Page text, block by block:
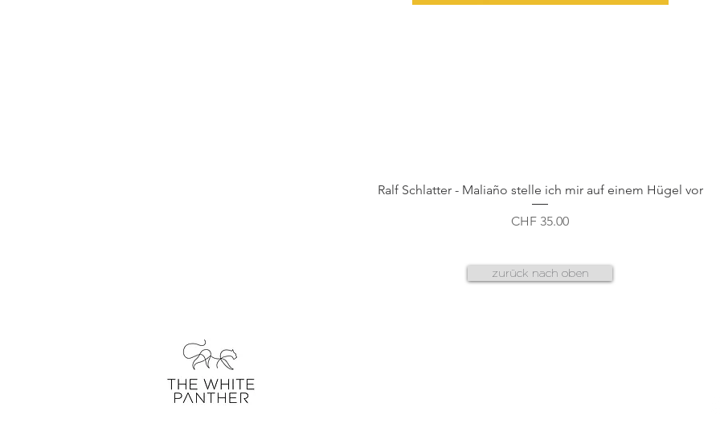
Schnellansicht
Ralf Schlatter - Maliaño stelle ich mir auf einem Hügel vor
Preis
CHF 35.00
zurück nach oben